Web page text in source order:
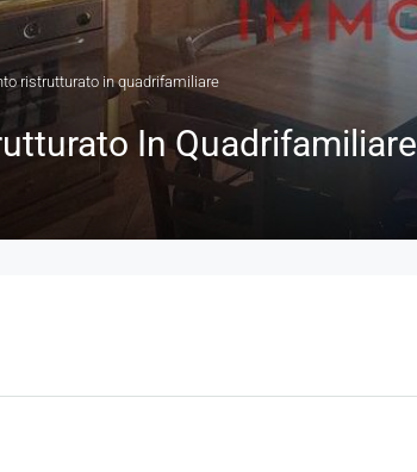
ristrutturato in quadrifamiliare
In Quadrifamiliare